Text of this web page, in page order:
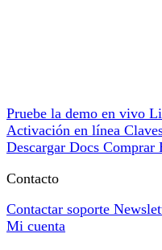
Pruebe la demo en vivo
Activación en línea
Descargar Docs Comprar
Contacto
Contactar soporte
Mi cuenta